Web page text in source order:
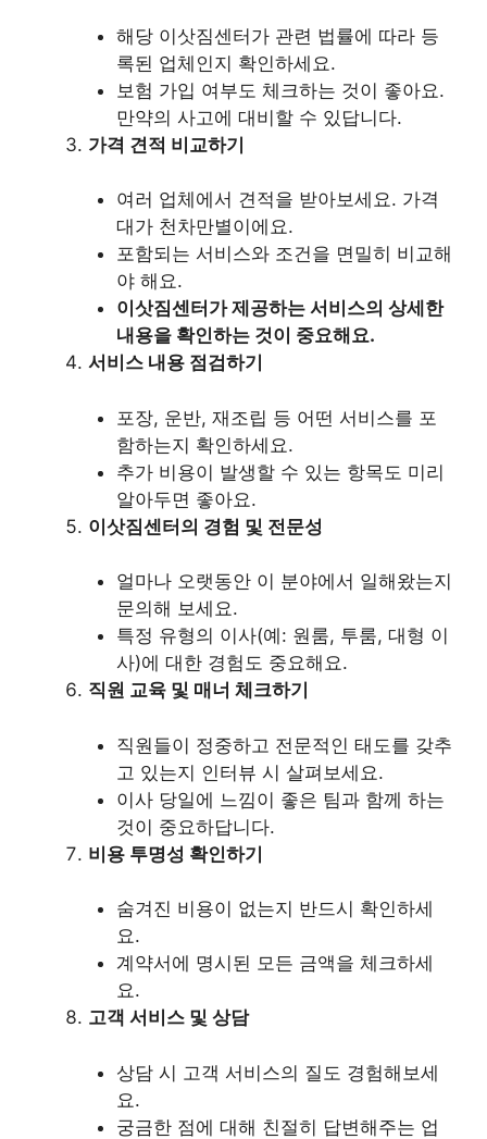
해당 이삿짐센터가 관련 법률에 따라 등
록된 업체인지 확인하세요.
보험 가입 여부도 체크하는 것이 좋아요.
만약의 사고에 대비할 수 있답니다.
가격 견적 비교하기
여러 업체에서 견적을 받아보세요. 가격
대가 천차만별이에요.
포함되는 서비스와 조건을 면밀히 비교해
야 해요.
이삿짐센터가 제공하는 서비스의 상세한
내용을 확인하는 것이 중요해요.
서비스 내용 점검하기
포장, 운반, 재조립 등 어떤 서비스를 포
함하는지 확인하세요.
추가 비용이 발생할 수 있는 항목도 미리
알아두면 좋아요.
이삿짐센터의 경험 및 전문성
얼마나 오랫동안 이 분야에서 일해왔는지
문의해 보세요.
특정 유형의 이사(예: 원룸, 투룸, 대형 이
사)에 대한 경험도 중요해요.
직원 교육 및 매너 체크하기
직원들이 정중하고 전문적인 태도를 갖추
고 있는지 인터뷰 시 살펴보세요.
이사 당일에 느낌이 좋은 팀과 함께 하는
것이 중요하답니다.
비용 투명성 확인하기
숨겨진 비용이 없는지 반드시 확인하세
요.
계약서에 명시된 모든 금액을 체크하세
요.
고객 서비스 및 상담
상담 시 고객 서비스의 질도 경험해보세
요.
궁금한 점에 대해 친절히 답변해주는 업